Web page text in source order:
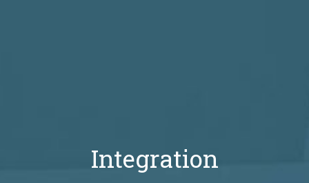
Integration